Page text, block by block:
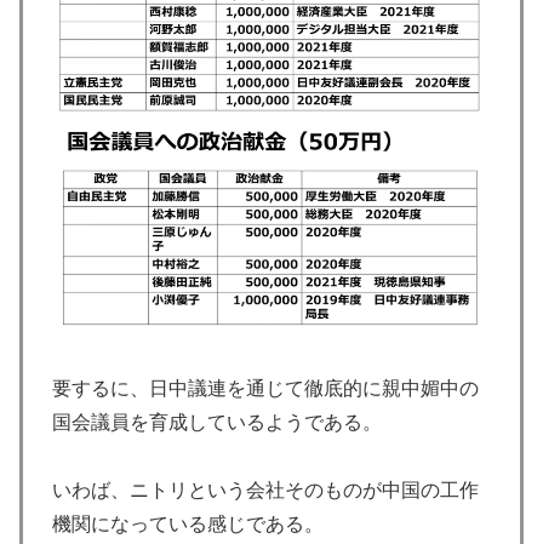
要するに、日中議連を通じて徹底的に親中媚中の
国会議員を育成しているようである。
いわば、ニトリという会社そのものが中国の工作
機関になっている感じである。